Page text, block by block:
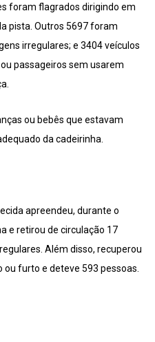
foram flagrados dirigindo em
pista. Outros 5697 foram
irregulares; e 3404 veículos
passageiros sem usarem
ou bebês que estavam
da cadeirinha.
apreendeu, durante o
e retirou de circulação 17
Além disso, recuperou
furto e deteve 593 pessoas.